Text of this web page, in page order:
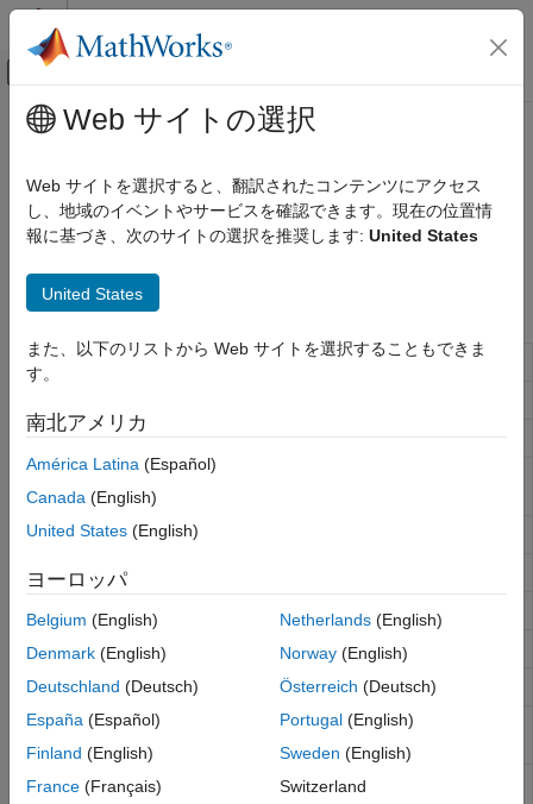
コンテンツへスキップ
オフキャンバス ナビゲーション メ
ドキュメンテーションのホーム
Financial Instruments Toolbox
Price Instruments Using Functions
カテゴリ
Supported Interest-Rate Instruments
Instrument Creation
Price Using Term Structure
Price Using Monte Carlo Simulation
Price Convertible Bonds
Portfolio Valuation
メインコンテンツ
Instrument Creation
Create interest-rate instruments
Create a new interest-rate instrument set or add interest-rate
Functions
instbond Construct bond instrument
instcf Construct cash flow instrument
Construct CBond instrument for
instfixed
instfloat
instfloor Construct floor instrument
instoptbnd Construct bond option
instoptembnd Construct bond with embedded option
instoptfloat
Create option instrument on floating-rate
note or add instrument to current portfolio
instoptemfloat
Create embedded option instrument on
Web サイトの選択
Web サイトを選択すると、翻訳されたコンテンツにアクセス
し、地域のイベントやサービスを確認できます。現在の位置情
報に基づき、次のサイトの選択を推奨します: United States
United States
また、以下のリストから Web サイトを選択することもできま
す。
南北アメリカ
América Latina (Español)
Canada (English)
United States (English)
ヨーロッパ
Belgium (English)
Denmark (English)
Deutschland (Deutsch)
España (Español)
Finland (English)
France (Français)
Netherlands(English)
Norway(English)
Österreich (Deutsch)
Portugal(English)
Sweden (English)
Switzerland